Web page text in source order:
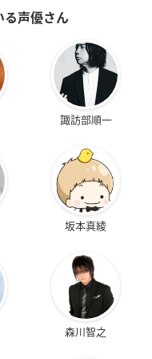
る声優さん
諏訪部順一
坂本真綾
森川智之